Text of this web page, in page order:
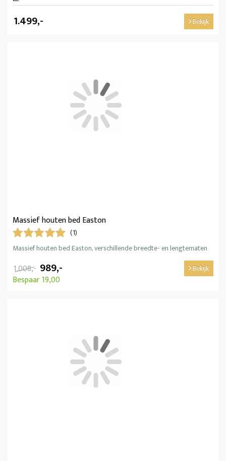
1.499,- Bekijk
Massief houten bed Easton
(1)
Massief houten bed Easton, verschillende breedte- en lengtematen
1.008,- 989,-
Bespaar 19,00
Bekijk